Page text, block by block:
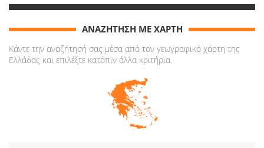
ΑΝΑΖΗΤΗΣΗ ΜΕ ΧΑΡΤΗ
Κάντε την αναζήτησή σας μέσα από τον γεωγραφικό χάρτη της
Ελλάδας και επιλέξτε κατόπιν άλλα κριτήρια.